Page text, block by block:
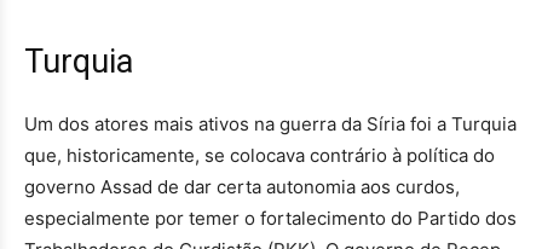
Turquia
Um dos atores mais ativos na guerra da Síria foi a Turquia
que, historicamente, se colocava contrário à política do
governo Assad de dar certa autonomia aos curdos,
especialmente por temer o fortalecimento do Partido dos